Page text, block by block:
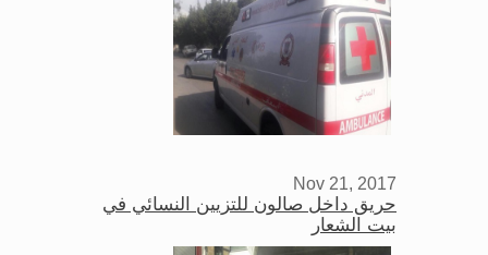
Nov 21, 2017
حريق داخل صالون للتزيين النسائي في
بيت الشعار